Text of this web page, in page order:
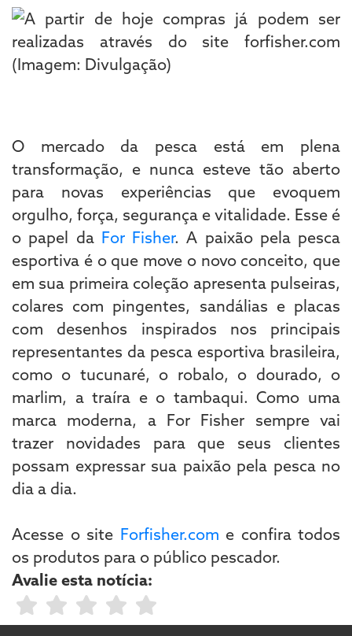
O mercado da pesca está em plena
transformação, e nunca esteve tão aberto
para novas experiências que evoquem
orgulho, força, segurança e vitalidade. Esse é
o papel da For Fisher. A paixão pela pesca
esportiva é o que move o novo conceito, que
em sua primeira coleção apresenta pulseiras,
colares com pingentes, sandálias e placas
com desenhos inspirados nos principais
representantes da pesca esportiva brasileira,
como o tucunaré, o robalo, o dourado, o
marlim, a traíra e o tambaqui. Como uma
marca moderna, a For Fisher sempre vai
trazer novidades para que seus clientes
possam expressar sua paixão pela pesca no
dia a dia.
Acesse o site Forfisher.com e confira todos
os produtos para o público pescador.
Avalie esta notícia: